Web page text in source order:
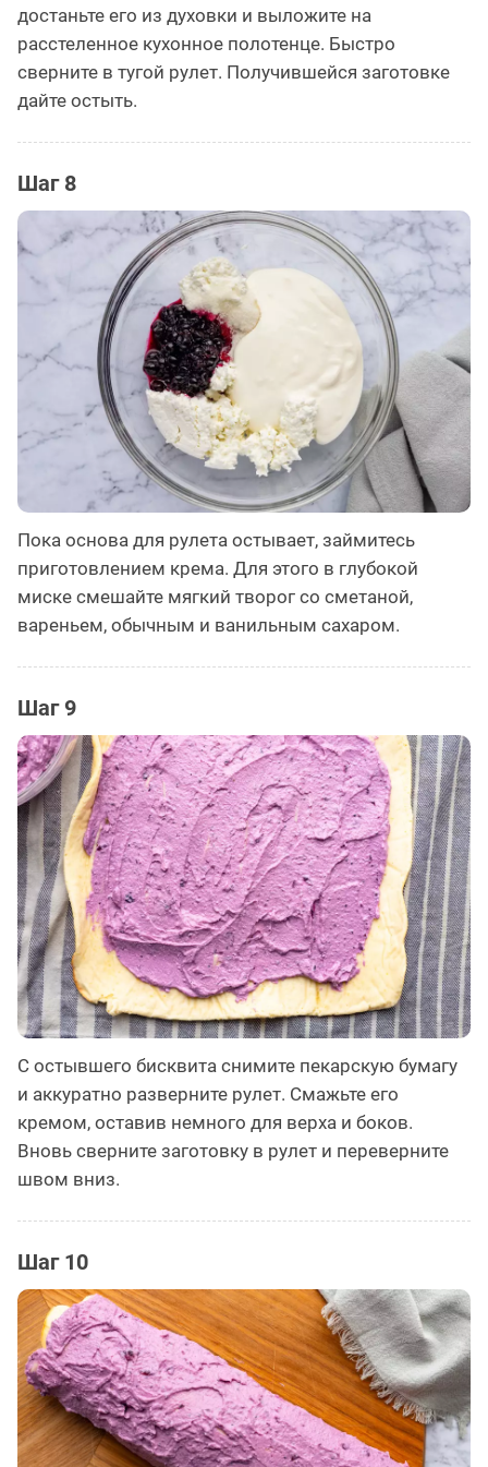
достаньте его из духовки и выложите на
расстеленное кухонное полотенце. Быстро
сверните в тугой рулет. Получившейся заготовке
дайте остыть.
Шаг 8
Пока основа для рулета остывает, займитесь
приготовлением крема. Для этого в глубокой
миске смешайте мягкий творог со сметаной,
вареньем, обычным и ванильным сахаром.
Шаг 9
С остывшего бисквита снимите пекарскую бумагу
и аккуратно разверните рулет. Смажьте его
кремом, оставив немного для верха и боков.
Вновь сверните заготовку в рулет и переверните
швом вниз.
Шаг 10